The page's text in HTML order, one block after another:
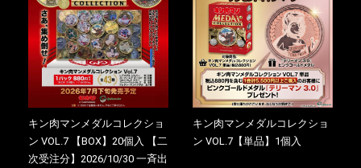
キン肉マンメダルコレクショ
ン VOL.7 【BOX】20個入 【二
次受注分】2026/10/30 一斉出
キン肉マンメダルコレクショ
ン VOL.7【単品】1個入